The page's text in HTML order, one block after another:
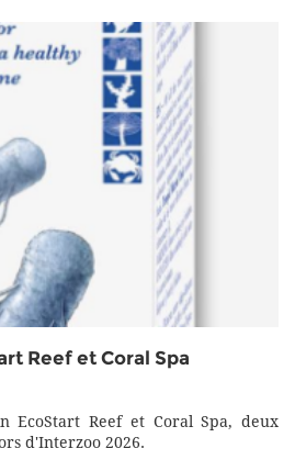
Reef et Coral Spa
EcoStart Reef et Coral Spa, deux
d'Interzoo 2026.